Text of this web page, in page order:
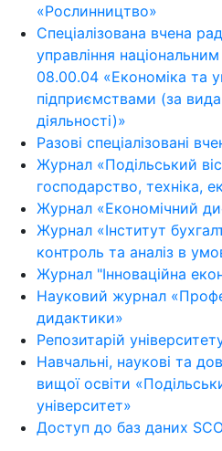
«Рослинництво»
Спеціалізована вчена
управління
08.00.04 «Економіка та
підприємствами (за
діяльності)»
Разові спеціалізовані
Журнал «Подільський
господарство, техніка,
Журнал «Економічний
Журнал «Інститут
контроль та аналіз в
Журнал "Інноваційна
Науковий журнал
дидактики»
Репозитарій
Навчальні, наукові та
вищої освіти
університет»
Доступ до баз даних